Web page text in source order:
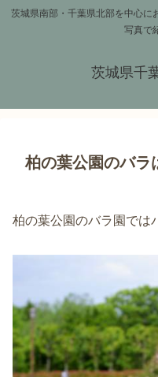
茨城県南部・千葉県北部を中心に
写真で
茨城県千
柏の葉公園のバラ
柏の葉公園のバラ園では